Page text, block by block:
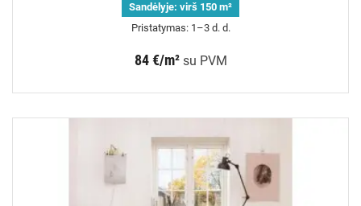
Sandėlyje: virš 150 m²
Pristatymas: 1–3 d. d.
84 €/m² su PVM